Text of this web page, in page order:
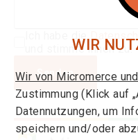
Ich habe die
und stimme ihnen zu.
Senden
WIR
Wir von Micromerce
Zustimmung (Klick auf
Datennutzungen, um
speichern und/oder